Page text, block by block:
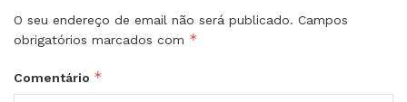
O seu endereço de email não será publicado. Campos
obrigatórios marcados com *
Comentário *